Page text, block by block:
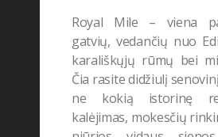
Royal Mile – viena
gatvių, vedančių nuo
karališkųjų rūmų bei
Čia rasite didžiulį
ne kokią istorinę
kalėjimas, mokesčių